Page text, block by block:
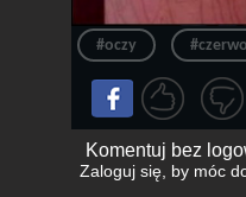
#oczy
Komentuj bez
Zaloguj się, by móc